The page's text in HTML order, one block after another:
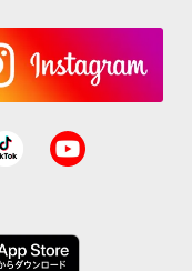
の傷を防止する
ました。